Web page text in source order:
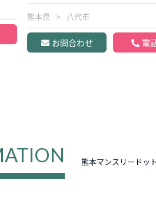
熊本県 八代市
お問合わせ 電
熊本マンスリードッ